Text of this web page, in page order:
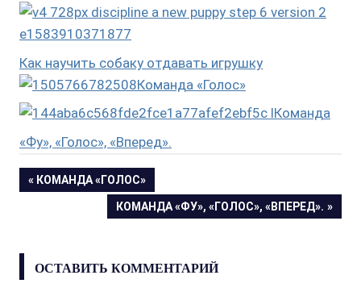
Как научить собаку отдавать игрушку
Команда «Голос»
Команда
«Фу», «Голос», «Вперед».
Навигация
записям
ПРЕДЫДУЩАЯ
КОМАНДА «ГОЛОС»
СЛЕДУЮЩАЯ
КОМАНДА «ФУ», «ГОЛОС», «ВПЕРЕД».
ОСТАВИТЬ КОММЕНТАРИЙ